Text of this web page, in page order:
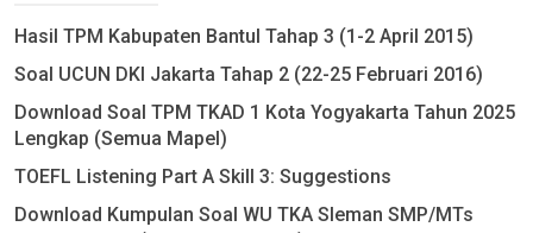
Hasil TPM Kabupaten Bantul Tahap 3 (1-2 April 2015)
Soal UCUN DKI Jakarta Tahap 2 (22-25 Februari 2016)
Download Soal TPM TKAD 1 Kota Yogyakarta Tahun 2025
Lengkap (Semua Mapel)
TOEFL Listening Part A Skill 3: Suggestions
Download Kumpulan Soal WU TKA Sleman SMP/MTs